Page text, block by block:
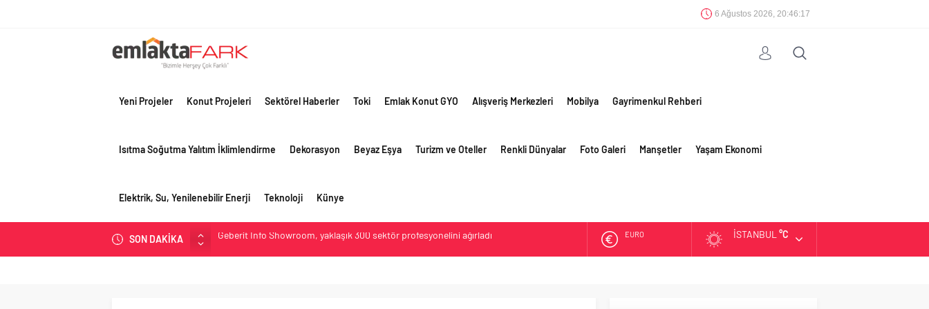
6 Ağustos 2026, 20:46:18
Yeni Projeler Konut Projeleri Sektörel Haberler Toki Emlak Konut GYO Alışveriş Merkezleri Mobilya Gayrimenkul Rehberi
Isıtma Soğutma Yalıtım İklimlendirme Dekorasyon Beyaz Eşya Turizm ve Oteller Renkli Dünyalar Foto Galeri Manşetler Yaşam Ekonomi
Elektrik, Su, Yenilenebilir Enerji Teknoloji Künye
SON DAKİKA
Çimko, stratejik pazarlama vizyonuyla bayilerinin kurumsal gelişimini destekliyor
Birleşik Arap Emirlikleri’nin ilk yüksek hızlı demiryolu projesine Kalyon İnşaat imzası
EURO İSTANBUL °C